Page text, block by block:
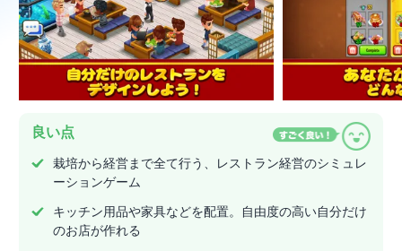
良い点
栽培から経営まで全て行う、レストラン経営のシミュレ
ーションゲーム
キッチン用品や家具などを配置。自由度の高い自分だけ
のお店が作れる